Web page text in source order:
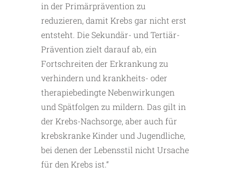
in der Primärprävention zu
reduzieren, damit Krebs gar nicht erst
entsteht. Die Sekundär- und Tertiär-
Prävention zielt darauf ab, ein
Fortschreiten der Erkrankung zu
verhindern und krankheits- oder
therapiebedingte Nebenwirkungen
und Spätfolgen zu mildern. Das gilt in
der Krebs-Nachsorge, aber auch für
krebskranke Kinder und Jugendliche,
bei denen der Lebensstil nicht Ursache
für den Krebs ist.“